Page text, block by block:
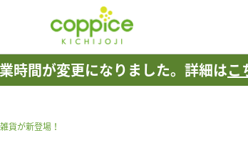
時間が変更になりました。 詳細はこ
貨が新登場！